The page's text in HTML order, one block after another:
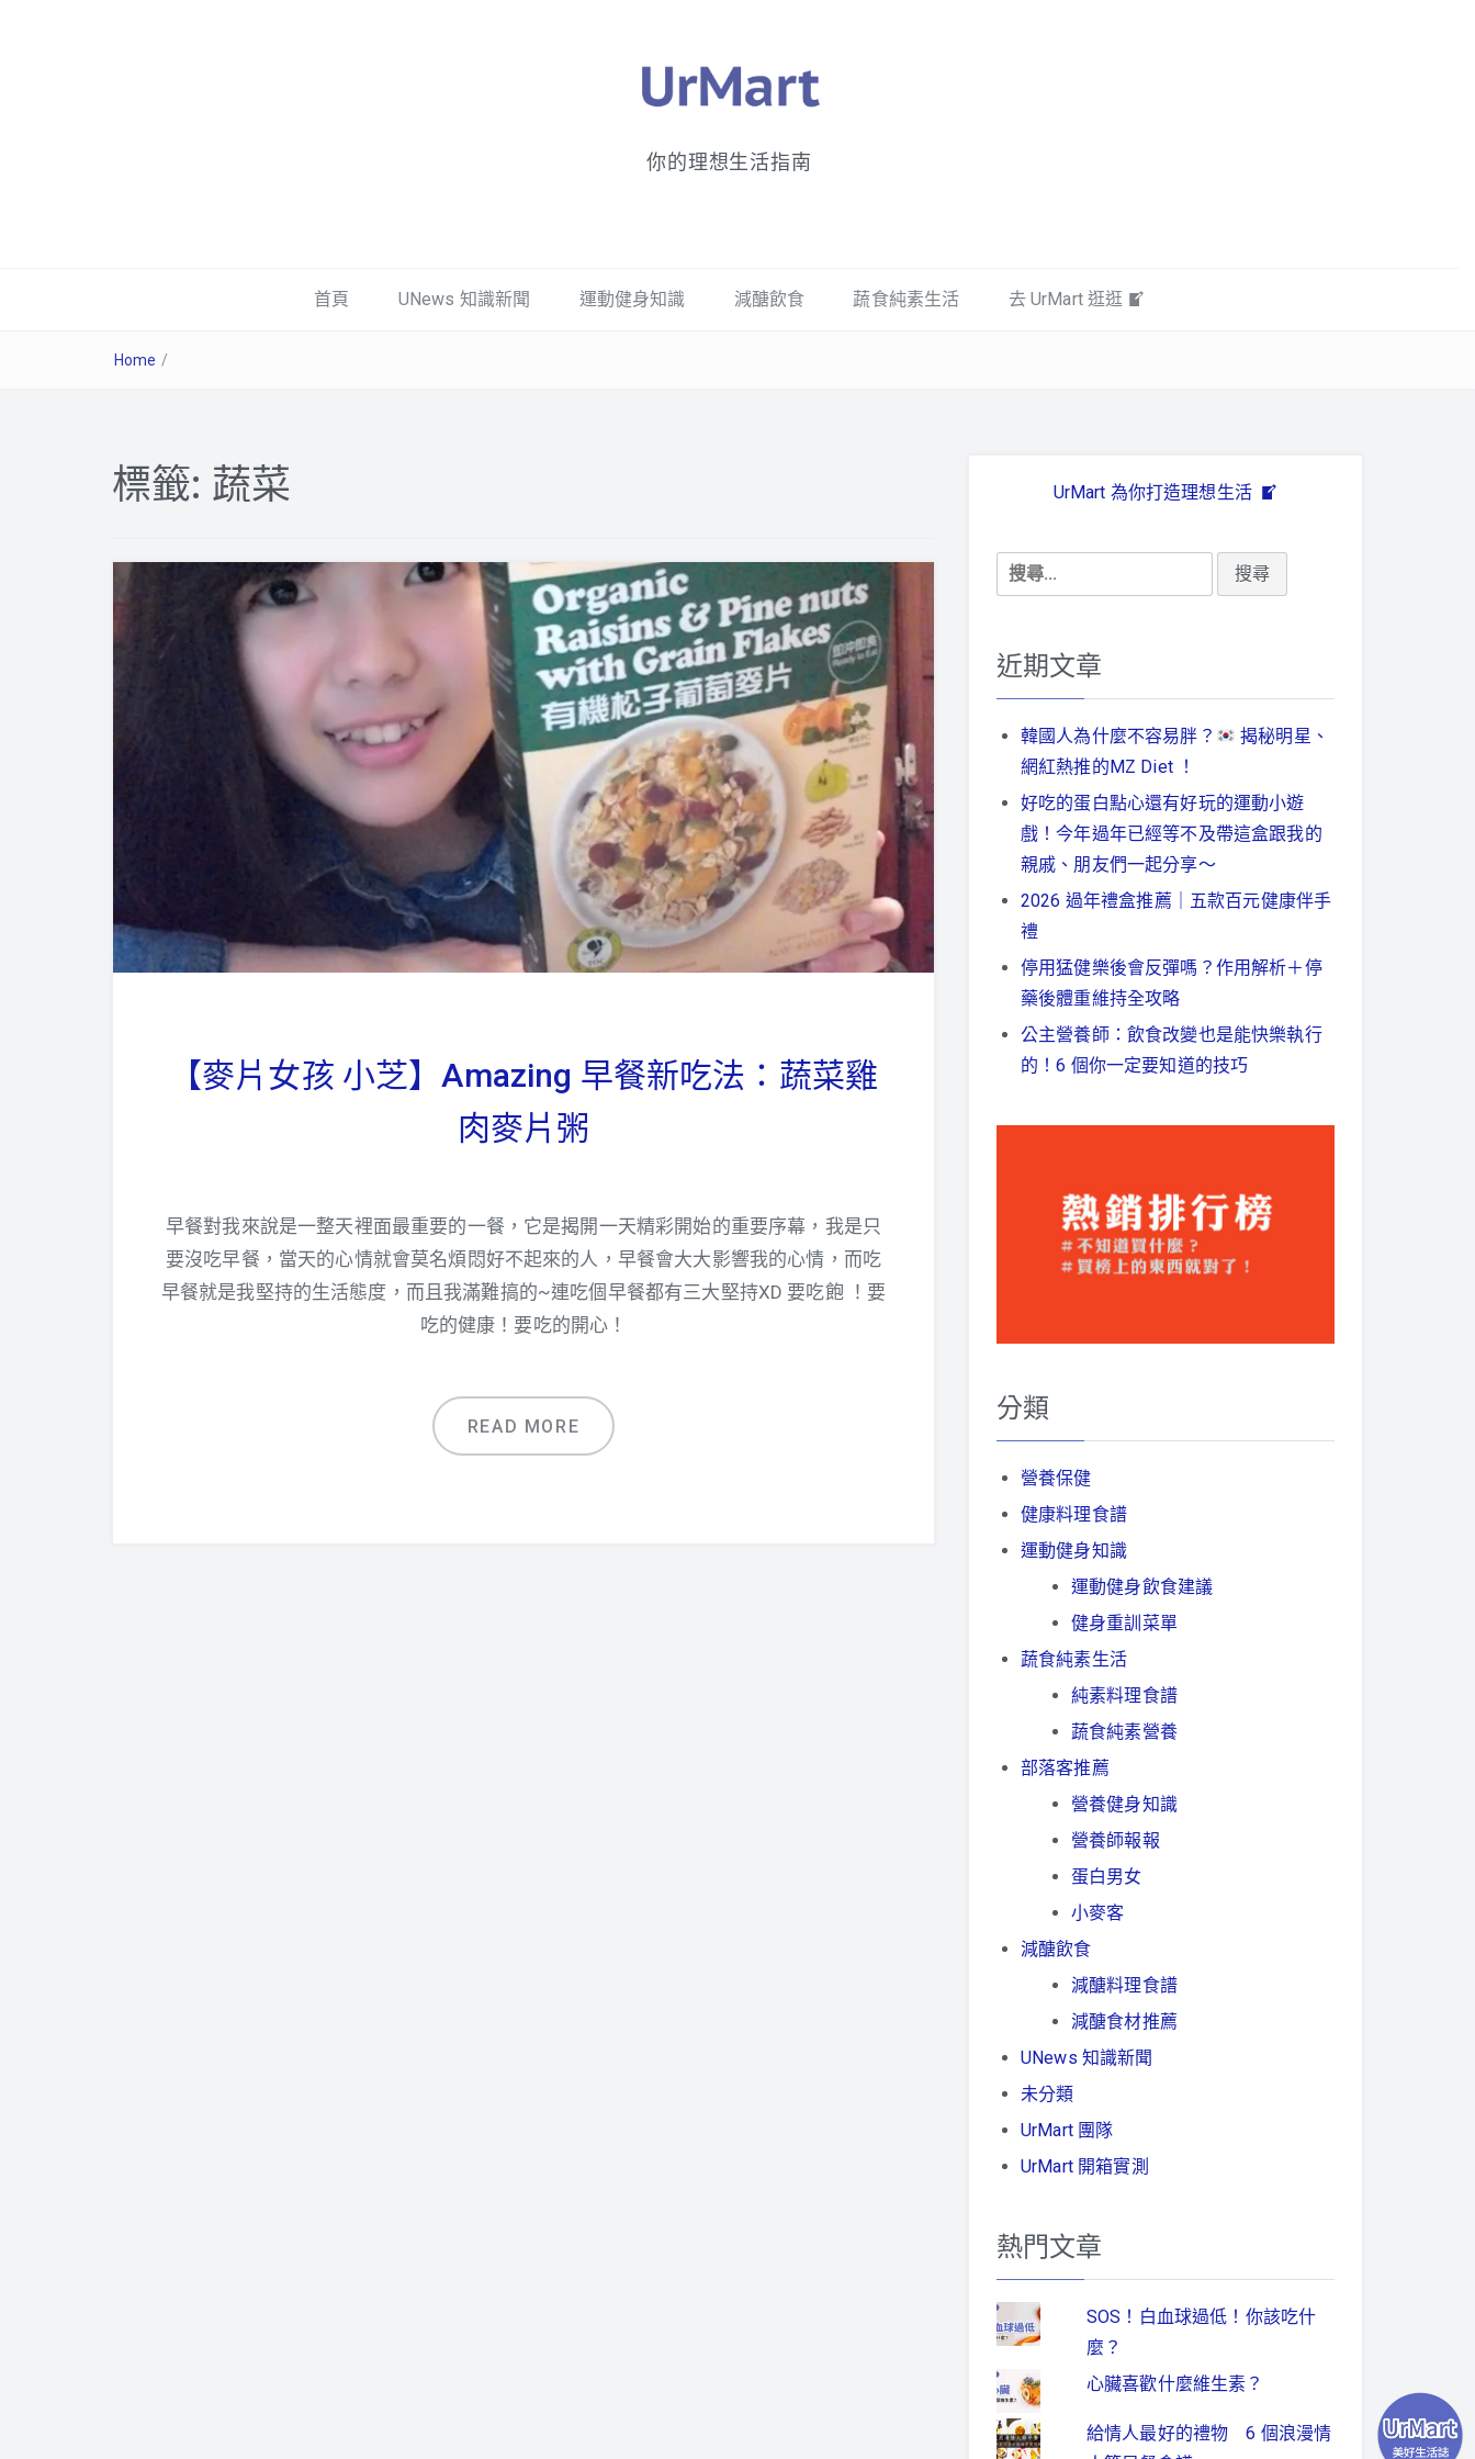
你的理想生活指南
首頁 UNews 知識新聞 運動健身知識 減醣飲食 蔬食純素生活 去 UrMart 逛逛
Home /
標籤: 蔬菜
【麥片女孩 小芝】Amazing 早餐新吃法：蔬菜雞
肉麥片粥
早餐對我來說是一整天裡面最重要的一餐，它是揭開一天精彩開始的重要序幕，我是只
要沒吃早餐，當天的心情就會莫名煩悶好不起來的人，早餐會大大影響我的心情，而吃
早餐就是我堅持的生活態度，而且我滿難搞的~連吃個早餐都有三大堅持XD 要吃飽 ！要
吃的健康！要吃的開心！
READ MORE
UrMart 為你打造理想生活
搜
尋
鍵
近期文章
韓國人為什麼不容易胖？
揭秘明星、
網紅熱推的MZ Diet ！
好吃的蛋白點心還有好玩的運動小遊
戲！今年過年已經等不及帶這盒跟我的
親戚、朋友們一起分享～
2026 過年禮盒推薦｜五款百元健康伴手
禮
停用猛健樂後會反彈嗎？作用解析＋停
藥後體重維持全攻略
公主營養師：飲食改變也是能快樂執行
的！6 個你一定要知道的技巧
分類
營養保健
健康料理食譜
運動健身知識
運動健身飲食建議
健身重訓菜單
蔬食純素生活
純素料理食譜
蔬食純素營養
部落客推薦
營養健身知識
營養師報報
蛋白男女
小麥客
減醣飲食
減醣料理食譜
減醣食材推薦
UNews 知識新聞
未分類
UrMart 團隊
UrMart 開箱實測
熱門文章
SOS！白血球過低！你該吃什
麼？
心臟喜歡什麼維生素？
給情人最好的禮物 6 個浪漫情